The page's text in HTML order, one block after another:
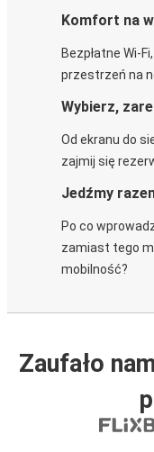
Komfort na
Bezpłatne Wi-
przestrzeń na
Wybierz,
Od ekranu do
zajmij się
Jedźmy
Po co
zamiast tego
mobilność?
Zaufało